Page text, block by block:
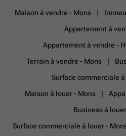
Maison à vendre - Mons
Appartement à
Appartement à vendre -
Terrain à vendre - Mons
Surface commerciale
Maison à louer - Mons
Business à
Surface commerciale à louer -